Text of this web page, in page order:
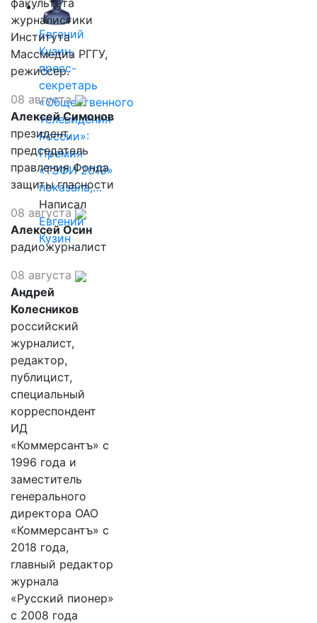
Евгений
Кузин,
пресс-
секретарь
«Общественного
телевидения
России»:
Премия
«ТЭФИ 2019»
показала,…
Написал
Евгений
Кузин
факультета
журналистики
Института
Массмедиа РГГУ,
режиссер.
08 августа
Алексей Симонов
президент,
председатель
правления Фонда
защиты гласности
08 августа
Алексей Осин
радиожурналист
08 августа
Андрей
Колесников
российский
журналист,
редактор,
публицист,
специальный
корреспондент
ИД
«Коммерсантъ» с
1996 года и
заместитель
генерального
директора ОАО
«Коммерсантъ» с
2018 года,
главный редактор
журнала
«Русский пионер»
с 2008 года